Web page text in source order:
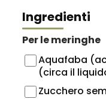
Ingredienti
Per le meringhe
Aquafaba
(circa il
Zucchero